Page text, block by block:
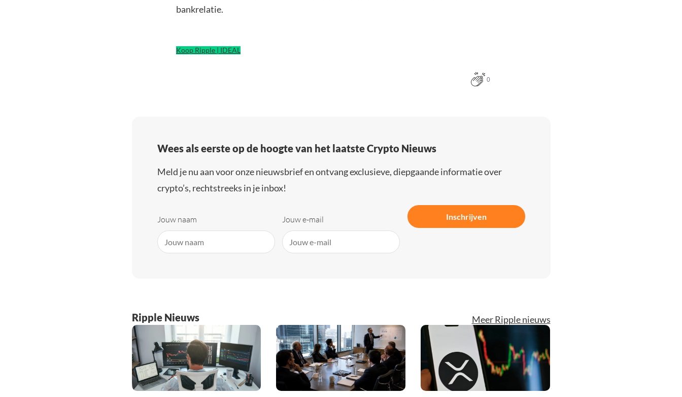
bankrelatie.
Koop Ripple | IDEAL
0
Wees als eerste op de hoogte van het laatste Crypto Nieuws
Meld je nu aan voor onze nieuwsbrief en ontvang exclusieve, diepgaande informatie over
crypto’s, rechtstreeks in je inbox!
Jouw naam Jouw e-mail Inschrijven
Ripple Nieuws Meer Ripple nieuws